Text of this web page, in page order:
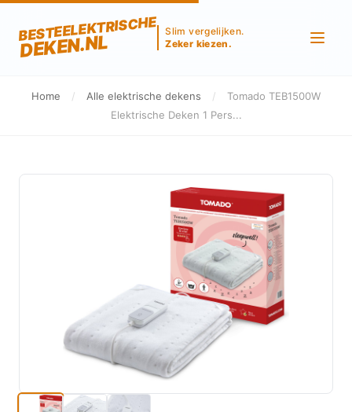
BESTEELEKTRISCHE
DEKEN.NL
Slim vergelijken.
Zeker kiezen.
Home / Alle elektrische dekens /
Tomado TEB1500W
Elektrische Deken 1 Pers...